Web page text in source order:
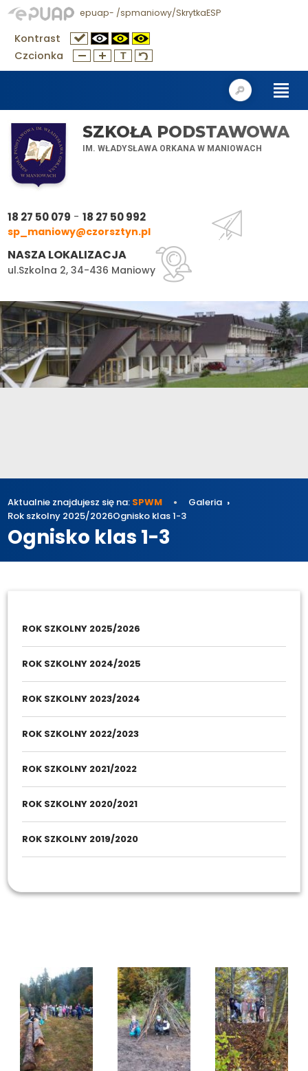
epuap- /spmaniowy/SkrytkaESP
Kontrast
Czcionka
SZKOŁA PODSTAWOWA
IM. WŁADYSŁAWA ORKANA W MANIOWACH
18 27 50 079 -18 27 50 992
sp_maniowy@czorsztyn.pl
NASZA LOKALIZACJA
ul.Szkolna 2, 34-436 Maniowy
Aktualnie znajdujesz się na: SPWM
Galeria
Rok szkolny 2025/2026Ognisko klas 1-3
Ognisko klas 1-3
ROK SZKOLNY 2025/2026
ROK SZKOLNY 2024/2025
ROK SZKOLNY 2023/2024
ROK SZKOLNY 2022/2023
ROK SZKOLNY 2021/2022
ROK SZKOLNY 2020/2021
ROK SZKOLNY 2019/2020